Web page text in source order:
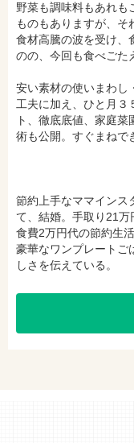
野菜も調味料もあれも
ものもありますが、
食材高騰の波を受け、
のの、今回も食べごた
安い素材の使いまわし
工夫に加え、ひと月３
ト、徹底底値、家庭
術も公開。すぐまねで
節約上手なママインス
て、結婚。手取り21万
食費2万円代の節約生
豪華なワンプレートご
しさを伝えている。
hontoで購入